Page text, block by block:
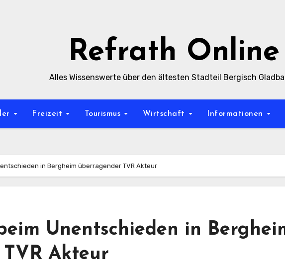
Refrath Online
Alles Wissenswerte über den ältesten Stadteil Bergisch
Freizeit Tourismus Wirtschaft Informationen
in Bergheim überragender TVR Akteur
Unentschieden in
Akteur